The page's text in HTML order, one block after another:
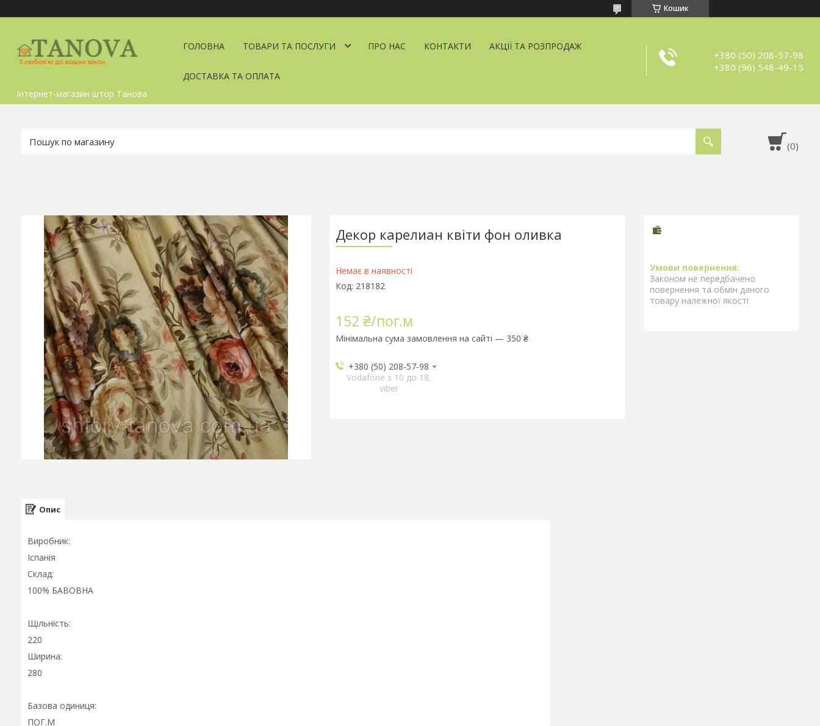
Кошик
Інтернет-магазин штор Танова
ГОЛОВНА ТОВАРИ ТА ПОСЛУГИ ПРО НАС КОНТАКТИ АКЦІЇ ТА РОЗПРОДАЖ
ДОСТАВКА ТА ОПЛАТА
+380 (50) 208-57-98
+380 (96) 548-49-15
Декор карелиан квіти фон оливка
Немає в наявності
Код: 218182
152 ₴/пог.м
Мінімальна сума замовлення на сайті — 350 ₴
+380 (50) 208-57-98
Vodafone з 10 до 18,
viber
Законом не передбачено
повернення та обмін даного
товару належної якості
Опис
Виробник:
Іспанія
Склад:
100% БАВОВНА
Щільність:
220
Ширина:
280
Базова одиниця:
ПОГ.М